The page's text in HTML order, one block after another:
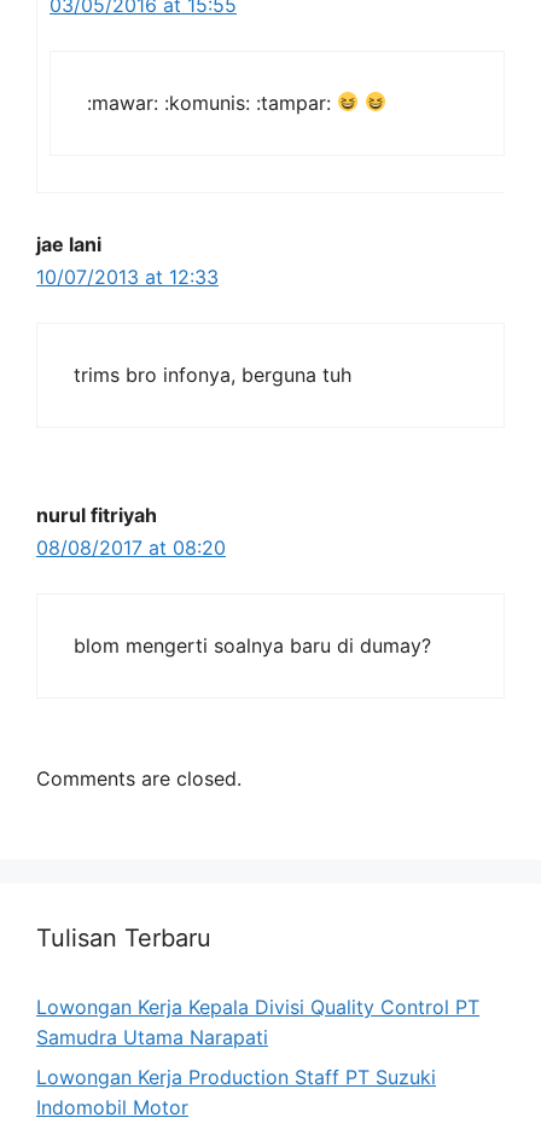
:mawar: :komunis: :tampar:
jae lani
10/07/2013 at 12:33
trims bro infonya, berguna tuh
nurul fitriyah
08/08/2017 at 08:20
blom mengerti soalnya baru di dumay?
Comments are closed.
Tulisan Terbaru
Lowongan Kerja Kepala Divisi Quality Control PT
Samudra Utama Narapati
Lowongan Kerja Production Staff PT Suzuki
Indomobil Motor